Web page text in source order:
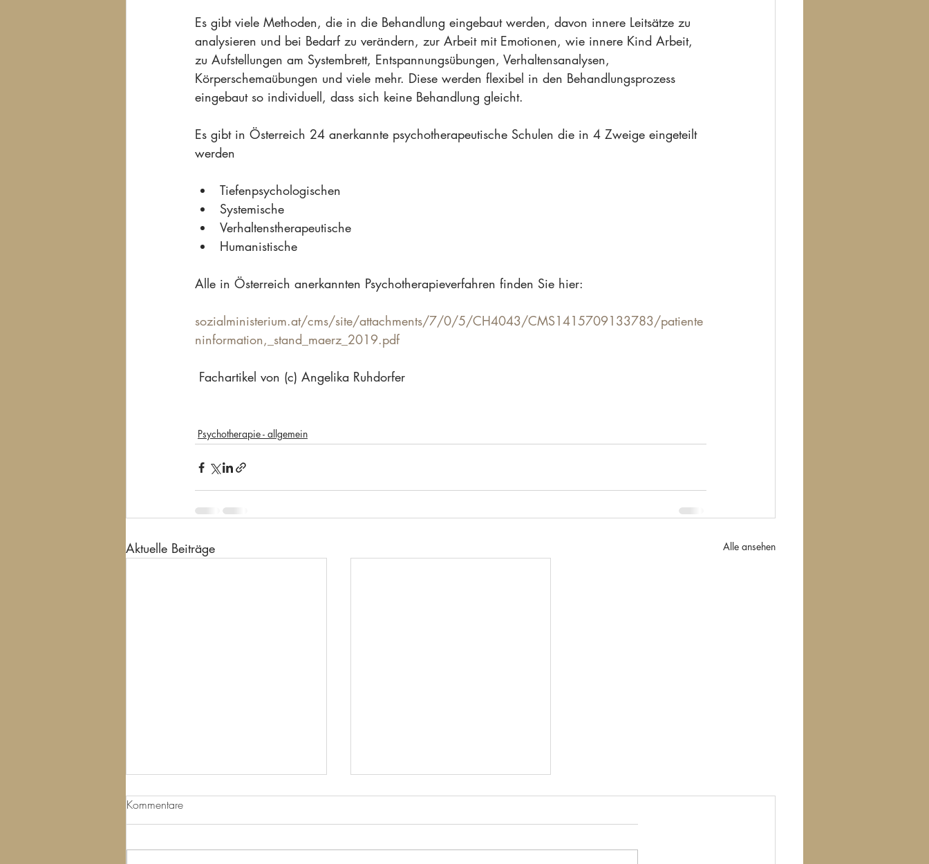
Es gibt viele Methoden, die in die Behandlung eingebaut werden, davon innere Leitsätze zu
analysieren und bei Bedarf zu verändern, zur Arbeit mit Emotionen, wie innere Kind Arbeit,
zu Aufstellungen am Systembrett, Entspannungsübungen, Verhaltensanalysen,
Körperschemaübungen und viele mehr. Diese werden flexibel in den Behandlungsprozess
eingebaut so individuell, dass sich keine Behandlung gleicht.
Es gibt in Österreich 24 anerkannte psychotherapeutische Schulen die in 4 Zweige eingeteilt
werden
Tiefenpsychologischen
Systemische
Verhaltenstherapeutische
Humanistische
Alle in Österreich anerkannten Psychotherapieverfahren finden Sie hier:
sozialministerium.at/cms/site/attachments/7/0/5/CH4043/CMS1415709133783/patiente
ninformation,_stand_maerz_2019.pdf
Fachartikel von (c) Angelika Ruhdorfer
Psychotherapie - allgemein
Aktuelle Beiträge Alle ansehen
Kommentare